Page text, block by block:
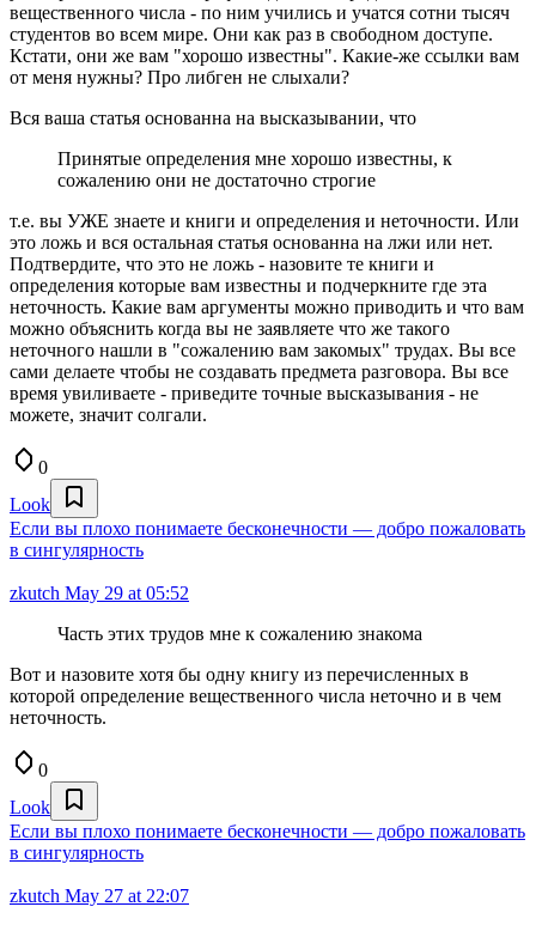
вещественного числа - по ним учились и учатся сотни тысяч
студентов во всем мире. Они как раз в свободном доступе.
Кстати, они же вам "хорошо известны". Какие-же ссылки вам
от меня нужны? Про либген не слыхали?
Вся ваша статья основанна на высказывании, что
Принятые определения мне хорошо известны, к
сожалению они не достаточно строгие
т.е. вы УЖЕ знаете и книги и определения и неточности. Или
это ложь и вся остальная статья основанна на лжи или нет.
Подтвердите, что это не ложь - назовите те книги и
определения которые вам известны и подчеркните где эта
неточность. Какие вам аргументы можно приводить и что вам
можно объяснить когда вы не заявляете что же такого
неточного нашли в "сожалению вам закомых" трудах. Вы все
сами делаете чтобы не создавать предмета разговора. Вы все
время увиливаете - приведите точные высказывания - не
можете, значит солгали.
0
Look
Если вы плохо понимаете бесконечности — добро пожаловать
в сингулярность
zkutch May 29 at 05:52
Часть этих трудов мне к сожалению знакома
Вот и назовите хотя бы одну книгу из перечисленных в
которой определение вещественного числа неточно и в чем
неточность.
0
Look
Если вы плохо понимаете бесконечности — добро пожаловать
в сингулярность
zkutch May 27 at 22:07